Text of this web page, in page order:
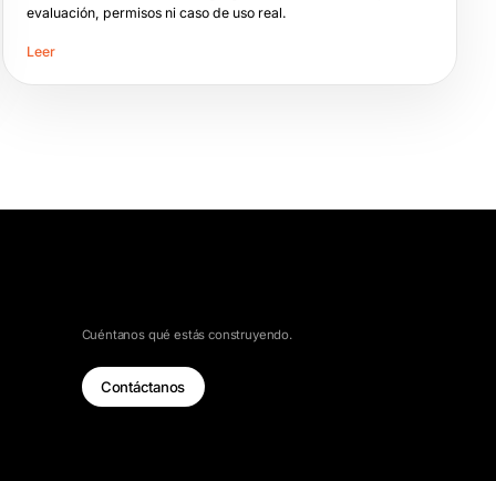
evaluación, permisos ni caso de uso real.
Leer
Cuéntanos qué estás construyendo.
Contáctanos